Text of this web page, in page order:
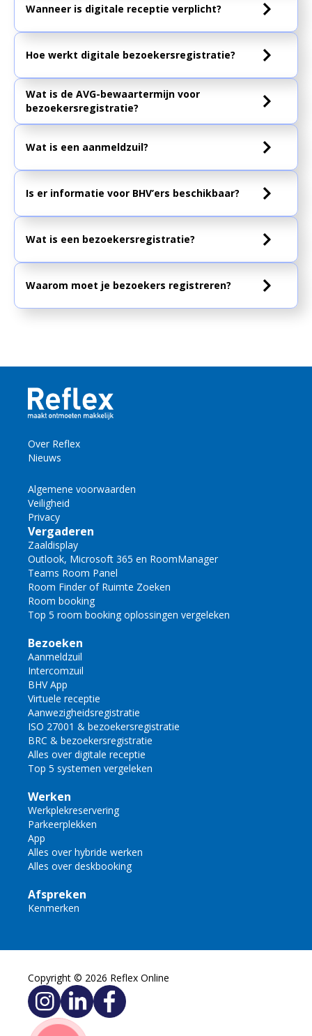
Wanneer is digitale receptie verplicht?
Hoe werkt digitale bezoekersregistratie?
Wat is de AVG-bewaartermijn voor
bezoekersregistratie?
Wat is een aanmeldzuil?
Is er informatie voor BHV’ers beschikbaar?
Wat is een bezoekersregistratie?
Waarom moet je bezoekers registreren?
Over Reflex
Nieuws
Algemene voorwaarden
Veiligheid
Privacy
Vergaderen
Zaaldisplay
Outlook, Microsoft 365 en RoomManager
Teams Room Panel
Room Finder of Ruimte Zoeken
Room booking
Top 5 room booking oplossingen vergeleken
Bezoeken
Aanmeldzuil
Intercomzuil
BHV App
Virtuele receptie
Aanwezigheidsregistratie
ISO 27001 & bezoekersregistratie
BRC & bezoekersregistratie
Alles over digitale receptie
Top 5 systemen vergeleken
Werken
Werkplekreservering
Parkeerplekken
App
Alles over hybride werken
Alles over deskbooking
Afspreken
Kenmerken
Copyright © 2026 Reflex Online